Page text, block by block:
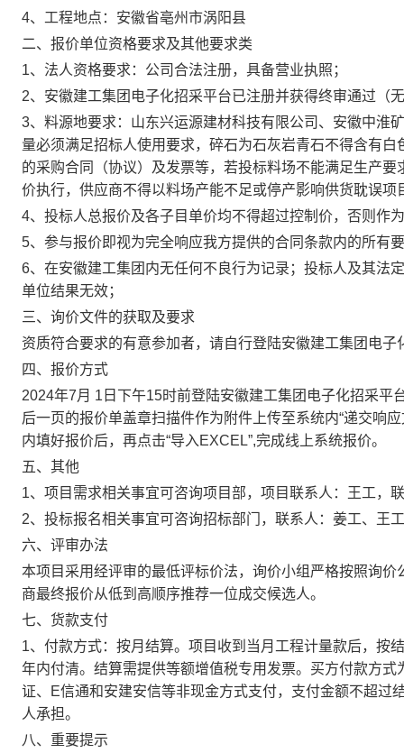
4、 工程地点 ： 安徽省亳州市涡阳县
二、报价单位资格要求及其他要求类
1、法人资格要求： 公司合法注册，具备营业执照 ；
2、 安徽建工集团电子化招采平台已注册并获得终审通过（
3、 料源地要求 ： 山东兴运源建材科技有限公司、安徽中淮
量必须满足招标人使用要求，碎石为石灰岩青石不得含有白
的采购合同（协议）及发票等，若投标料场不能满足生产
价执行，供应商不得以料场产能不足或停产影响供货耽误项
4、 投标人总报价及各子目单价均不得超过控制价，否则作
5、参与报价即视为完全响应我方提供的合同条款内的所有
6、在安徽建工集团内无任何不良行为记录；投标人及其法
单位结果无效；
三、询价文件的获取及要求
资质符合要求的有意参加者，请自行登陆安徽建工集团电子
四、报价方式
2024年7月 1 日下午15时前登陆安徽建工集团电子化招采平
后一页的报价单盖章扫描件作为附件上传至系统内“递交响
内填好报价后，再点击“导入EXCEL”,完成线上系统报价。
五、其他
1、项目需求相关事宜可咨询项目部，项目联系人：
王工，
2、投标报名相关事宜可咨询招标部门，联系人：姜工、王
六、评审办法
本项目采用经评审的最低评标价法，询价小组严格按照询
商最终报价从低到高顺序推荐一位成交候选人。
七、货款支付
1、付款方式：按月结算。项目收到当月工程计量款后，按
年内付清。结算需提供等额增值税专用发票。买方付款方
证、
E信通和安建安信等非现金方式支付，支付金额不超过
人承担。
八、重要提示